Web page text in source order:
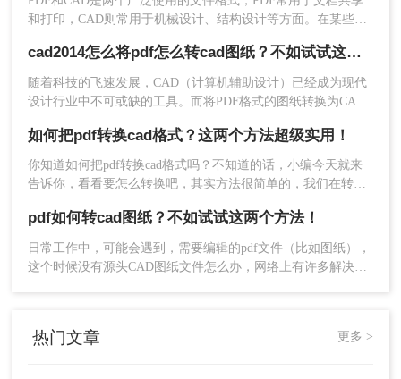
4、PDF转CAD成功，点击打开可查看CAD文件。
和打印，CAD则常用于机械设计、结构设计等方面。在某些情
中进行编辑和制图。在下面的文章中，我们将介绍怎么把pdf文
件转cad。
cad2014怎么将pdf怎么转cad图纸？不如试试这两个方法！
随着科技的飞速发展，CAD（计算机辅助设计）已经成为现代
设计行业中不可或缺的工具。而将PDF格式的图纸转换为CAD
么将pdf怎么转cad图纸，让你的设计工作更加高效精准。
如何把pdf转换cad格式？这两个方法超级实用！
你知道如何把pdf转换cad格式吗？不知道的话，小编今天就来
告诉你，看看要怎么转换吧，其实方法很简单的，我们在转换
一款好用的可不容易啊，因此，这就来毛遂自荐一下，朋友，
听说过转转大师pdf转换器，非常好用哦，至于怎么好用，下面
就来给大家演示一下。
pdf如何转cad图纸？不如试试这两个方法！
日常工作中，可能会遇到，需要编辑的pdf文件（比如图纸），
这个时候没有源头CAD图纸文件怎么办，网络上有许多解决方
热门文章 更多 >